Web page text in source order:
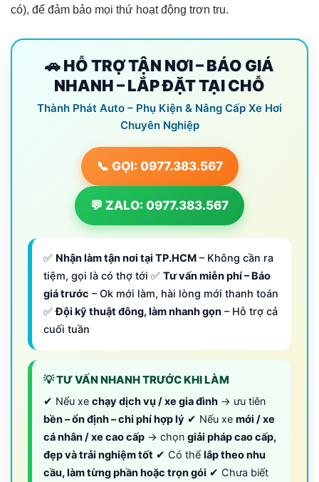
có), để đảm bảo mọi thứ hoạt động trơn tru.
🚗 HỖ TRỢ TẬN NƠI – BÁO GIÁ
NHANH – LẮP ĐẶT TẠI CHỖ
Thành Phát Auto – Phụ Kiện & Nâng Cấp Xe Hơi
Chuyên Nghiệp
📞 GỌI: 0977.383.567
💬 ZALO: 0977.383.567
✅ Nhận làm tận nơi tại TP.HCM – Không cần ra
tiệm, gọi là có thợ tới ✅ Tư vấn miễn phí – Báo
giá trước – Ok mới làm, hài lòng mới thanh toán
✅Đội kỹ thuật đông, làm nhanh gọn – Hỗ trợ cả
cuối tuần
💡 TƯ VẤN NHANH TRƯỚC KHI LÀM
✔ Nếu xe chạy dịch vụ / xe gia đình → ưu tiên
bền – ổn định – chi phí hợp lý ✔ Nếu xe mới / xe
cá nhân / xe cao cấp → chọn giải pháp cao cấp,
đẹp và trải nghiệm tốt ✔ Có thể lắp theo nhu
cầu, làm từng phần hoặc trọn gói ✔ Chưa biết